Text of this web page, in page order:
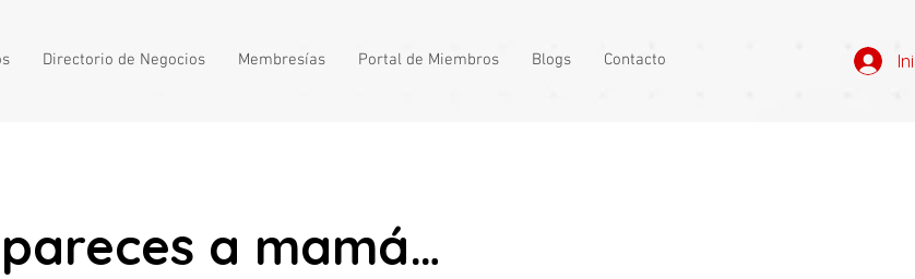
Directorio de Negocios Membresías Portal de Miembros Blogs Contacto
a mamá…